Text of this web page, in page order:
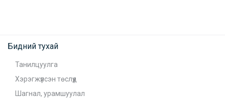
Бидний тухай
Танилцуулга
Хэрэгжүүлсэн төслүүд
Шагнал, урамшуулал